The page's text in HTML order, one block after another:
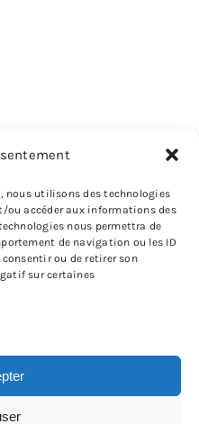
nous utilisons des technologies
ou accéder aux informations des
nous permettra de
de navigation ou les ID
ou de retirer son
sur certaines